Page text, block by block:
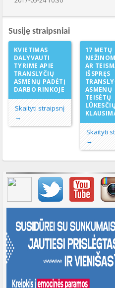
Susiję straipsniai
KVIETIMAS
DALYVAUTI
TYRIME APIE
TRANSLYČIŲ
ASMENŲ PADĖTĮ
DARBO RINKOJE
Skaityti straipsnį
→
17 METŲ
AR
IŠSPRĘS
ASMENŲ
TEISĖTŲ
LŪKESČIŲ
Skaityti
→
Svarbių įrašų meniu